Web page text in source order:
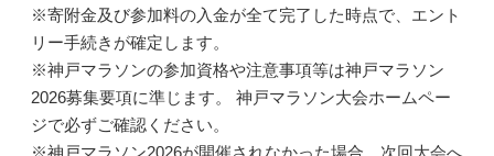
※寄附金及び参加料の入金が全て完了した時点で、エント
リー手続きが確定します。
※神戸マラソンの参加資格や注意事項等は神戸マラソン
2026募集要項に準じます。 神戸マラソン大会ホームペー
ジで必ずご確認ください。
※神戸マラソン2026が開催されなかった場合、次回大会へ